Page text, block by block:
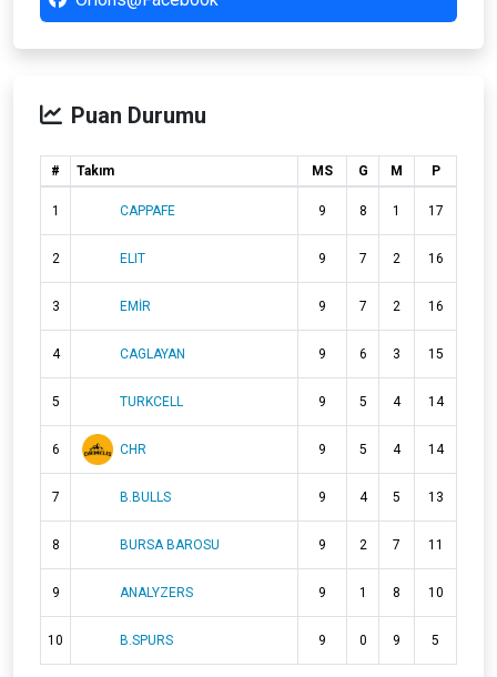
Puan Durumu
# Takım MS G M P
1 CAPPAFE 9 8 1 17
2 ELIT 9 7 2 16
3 EMİR 9 7 2 16
4 CAGLAYAN 9 6 3 15
5 TURKCELL 9 5 4 14
6 CHR 9 5 4 14
7 B.BULLS 9 4 5 13
8 BURSA BAROSU 9 2 7 11
9 ANALYZERS 9 1 8 10
10 B.SPURS 9 0 9 5